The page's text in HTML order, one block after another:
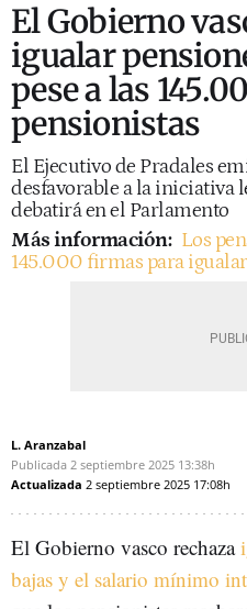
El Gobierno
igualar
pese a las
pensionistas
El Ejecutivo de Pradales
desfavorable a la iniciativa
debatirá en el Parlamento
Más información: Los
145.000 firmas para
L. Aranzabal
Publicada 2 septiembre 2025 13:38h
Actualizada 2 septiembre 2025 17:08h
El Gobierno vasco rechaza
bajas y el salario mínimo